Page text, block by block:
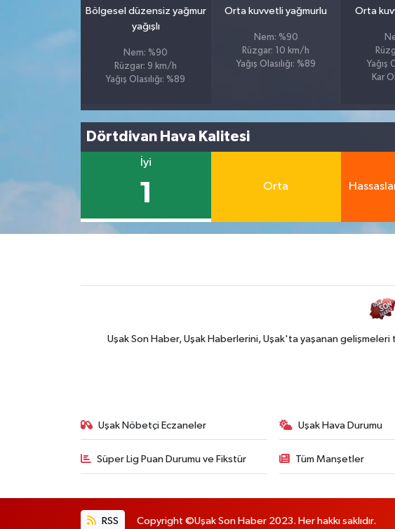
Bölgesel düzensiz yağmur
yağışlı
Nem: %90
Rüzgar: 9 km/h
Yağış Olasılığı: %89
Orta kuvvetli yağmurlu
Nem: %90
Rüzgar: 10 km/h
Yağış Olasılığı: %89
Orta
Yağış
Kar
Dörtdivan Hava Kalitesi
İyi
1 Orta
Uşak Son Haber, Uşak Haberlerini, Uşak'ta yaşanan gelişmeleri
Uşak Nöbetçi Eczaneler Uşak Hava Durumu
Süper Lig Puan Durumu ve Fikstür Tüm Manşetler
RSS Copyright ©Uşak Son Haber 2023. Her hakkı saklıdır.